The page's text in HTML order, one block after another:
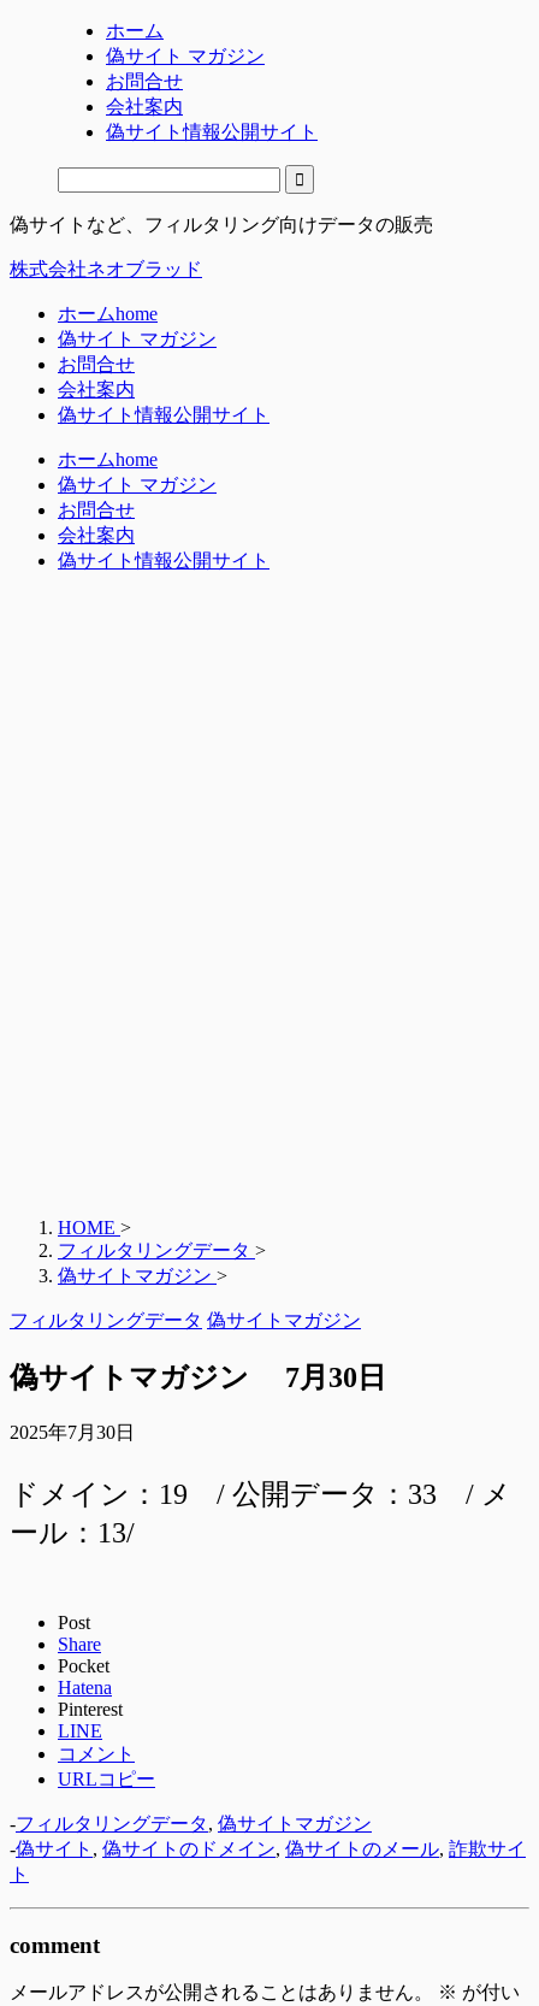
ホーム
偽サイト マガジン
お問合せ
会社案内
偽サイト情報公開サイト
偽サイトなど、フィルタリング向けデータの販売
株式会社ネオブラッド
ホームhome
偽サイト マガジン
お問合せ
会社案内
偽サイト情報公開サイト
ホームhome
偽サイト マガジン
お問合せ
会社案内
偽サイト情報公開サイト
HOME >
フィルタリングデータ >
偽サイトマガジン >
フィルタリングデータ 偽サイトマガジン
偽サイトマガジン 7月30日
2025年7月30日
ドメイン：19 / 公開データ：33 / メ
ール：13/
Post
Share
Pocket
Hatena
Pinterest
LINE
コメント
URLコピー
-フィルタリングデータ, 偽サイトマガジン
-偽サイト , 偽サイトのドメイン, 偽サイトのメール, 詐欺サイ
ト
comment
メールアドレスが公開されることはありません。 ※ が付い